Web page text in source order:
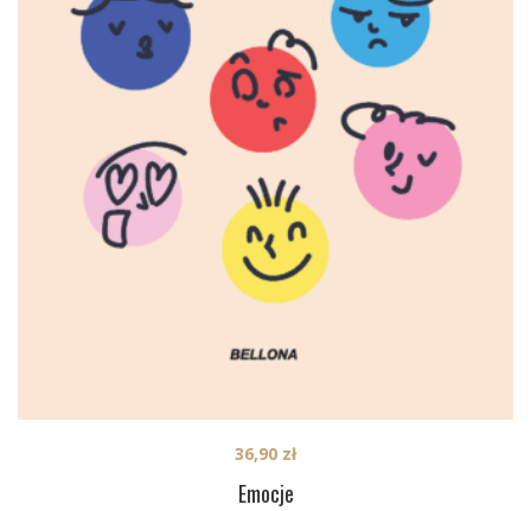
Emocje
36,90 zł